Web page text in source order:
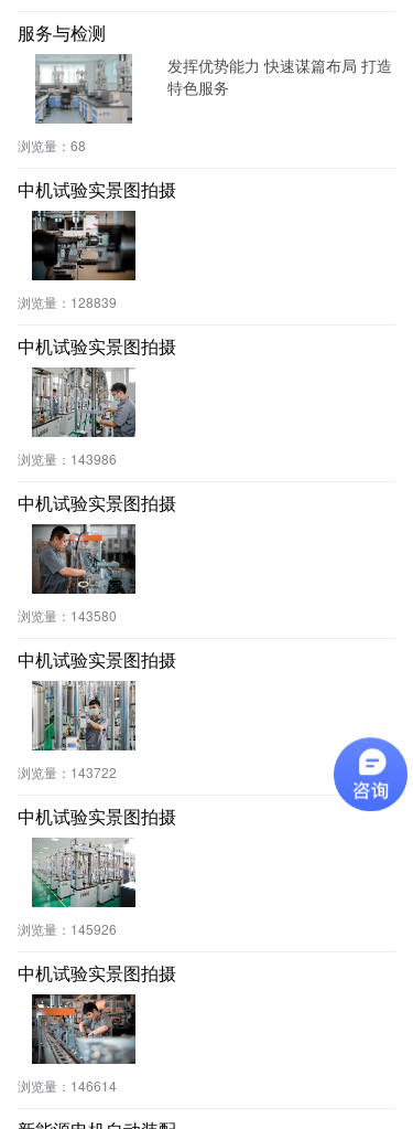
服务与检测
发挥优势能力 快速谋篇布局 打造
特色服务
浏览量： 68
中机试验实景图拍摄
浏览量： 128839
中机试验实景图拍摄
浏览量： 143986
中机试验实景图拍摄
浏览量： 143580
中机试验实景图拍摄
浏览量： 143722
中机试验实景图拍摄
浏览量： 145926
中机试验实景图拍摄
浏览量： 146614